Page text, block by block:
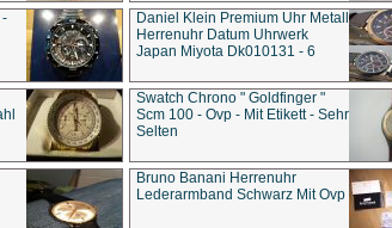
Daniel Klein Premium Uhr Metall
Herrenuhr Datum Uhrwerk
Japan Miyota Dk010131 - 6
Swatch Chrono " Goldfinger "
Scm 100 - Ovp - Mit Etikett - Sehr
Selten
Bruno Banani Herrenuhr
Lederarmband Schwarz Mit Ovp